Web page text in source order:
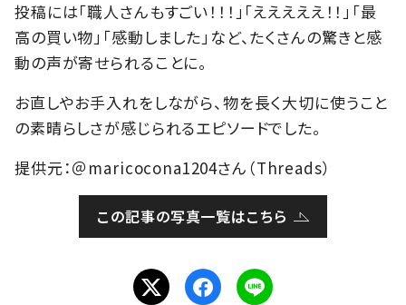
投稿には「職人さんもすごい！！！」「えええええ！！」「最
高の買い物」「感動しました」など、たくさんの驚きと感
動の声が寄せられることに。
お直しやお手入れをしながら、物を長く大切に使うこと
の素晴らしさが感じられるエピソードでした。
提供元：＠maricocona1204さん（Threads）
この記事の写真一覧はこちら